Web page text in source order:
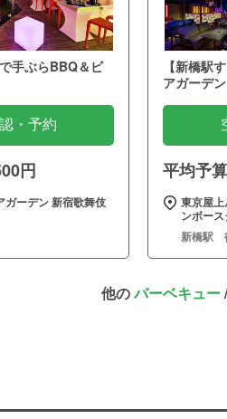
手ぶらBBQ＆ビ
・予約
円
ーデン 新宿歌舞伎
【新橋駅
アガーデン
平均予
東京屋
ンボー
新橋駅
他のバーベキュー